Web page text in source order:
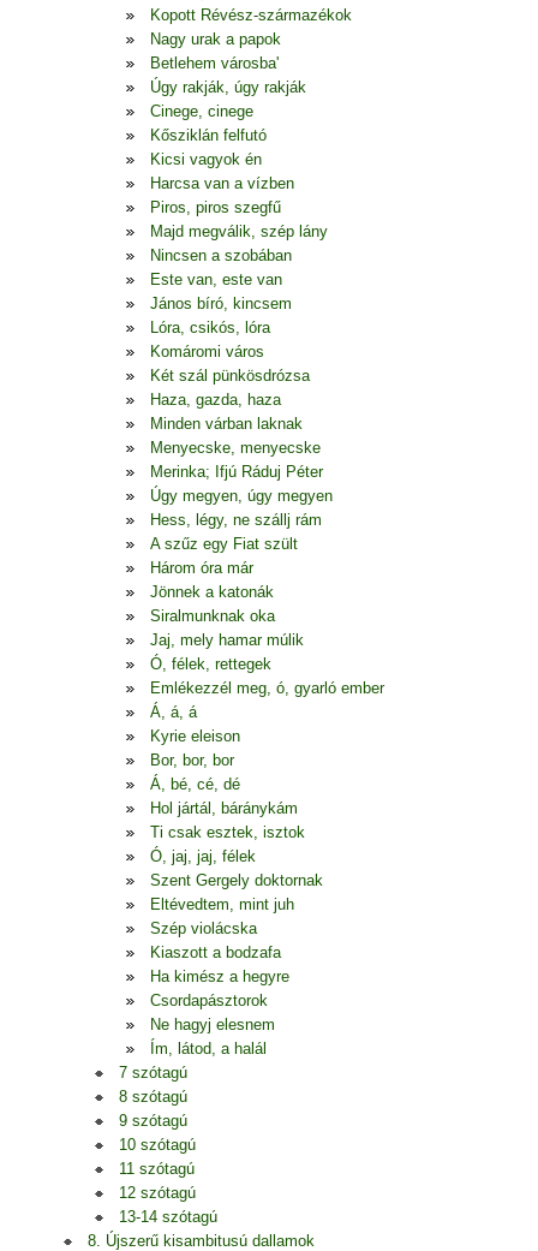
Kopott Révész-származékok
Nagy urak a papok
Betlehem városba'
Úgy rakják, úgy rakják
Cinege, cinege
Kősziklán felfutó
Kicsi vagyok én
Harcsa van a vízben
Piros, piros szegfű
Majd megválik, szép lány
Nincsen a szobában
Este van, este van
János bíró, kincsem
Lóra, csikós, lóra
Komáromi város
Két szál pünkösdrózsa
Haza, gazda, haza
Minden várban laknak
Menyecske, menyecske
Merinka; Ifjú Ráduj Péter
Úgy megyen, úgy megyen
Hess, légy, ne szállj rám
A szűz egy Fiat szült
Három óra már
Jönnek a katonák
Siralmunknak oka
Jaj, mely hamar múlik
Ó, félek, rettegek
Emlékezzél meg, ó, gyarló ember
Á, á, á
Kyrie eleison
Bor, bor, bor
Á, bé, cé, dé
Hol jártál, báránykám
Ti csak esztek, isztok
Ó, jaj, jaj, félek
Szent Gergely doktornak
Eltévedtem, mint juh
Szép violácska
Kiaszott a bodzafa
Ha kimész a hegyre
Csordapásztorok
Ne hagyj elesnem
Ím, látod, a halál
7 szótagú
8 szótagú
9 szótagú
10 szótagú
11 szótagú
12 szótagú
13-14 szótagú
8. Újszerű kisambitusú dallamok